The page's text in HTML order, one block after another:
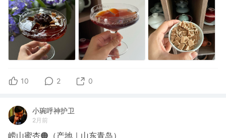
10 2 0
小琬呼神护卫
2月前
崂山蜜杏🟠（产地｜山东青岛）